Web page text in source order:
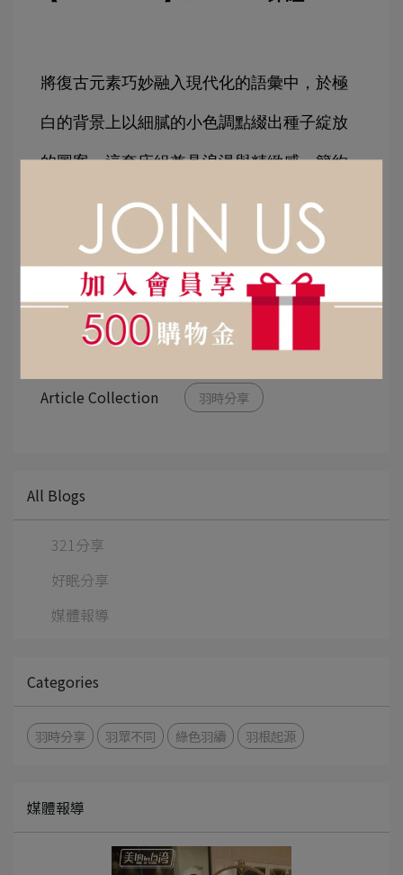
將復古元素巧妙融入現代化的語彙中，於極
白的背景上以細膩的小色調點綴出種子綻放
的圖案。這套床組兼具浪漫與精緻感，簡約
卻充滿設計感的細節，使人感受到品牌一貫
的優雅品味。
Article Collection 羽時分享
All Blogs
321分享
好眠分享
媒體報導
Categories
羽時分享 羽眾不同 綠色羽續 羽根起源
媒體報導